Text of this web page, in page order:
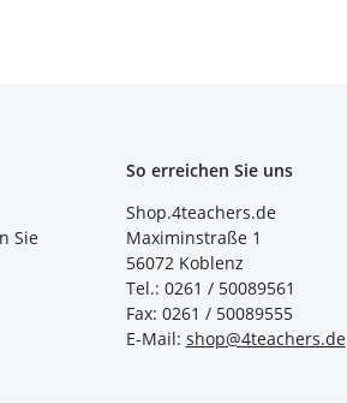
Sie
So erreichen Sie uns
Shop.4teachers.de
Maximinstraße 1
56072 Koblenz
Tel.: 0261 / 50089561
Fax: 0261 / 50089555
E-Mail: shop@4teachers.de